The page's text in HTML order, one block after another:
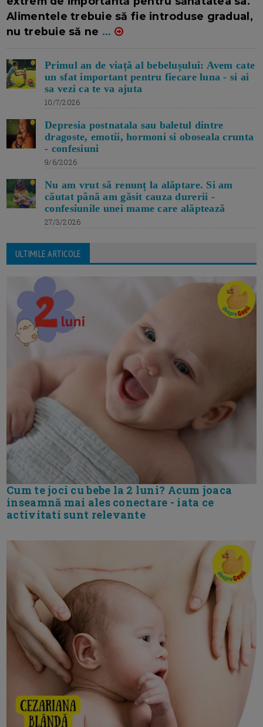
Alimentele trebuie să fie introduse gradual,
nu trebuie să ne ...
Primul an de viață al bebelușului: Avem cate
un sfat important pentru fiecare luna - si ai
sa vezi ca te va ajuta
10/7/2026
Depresia postnatala sau baletul dintre
dragoste, emotii, hormoni si oboseala crunta
- confesiuni
9/6/2026
Nu am vrut să renunț la alăptare. Si am
căutat până am găsit cauza durerii -
confesiunile unei mame care alăptează
27/3/2026
ULTIMILE ARTICOLE
Cum te joci cu bebe la 2 luni? Acum joaca
inseamnă mai ales conectare - iata ce
activitati sunt relevante